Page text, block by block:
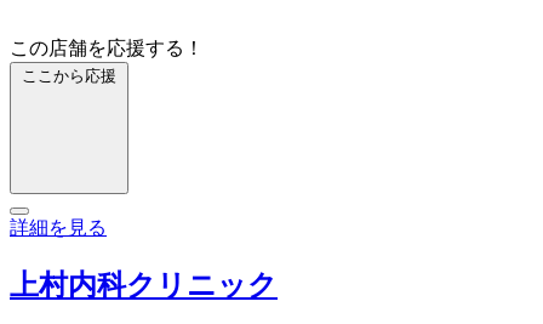
この店舗を応援する！
ここから応援
詳細を見る
上村内科クリニック